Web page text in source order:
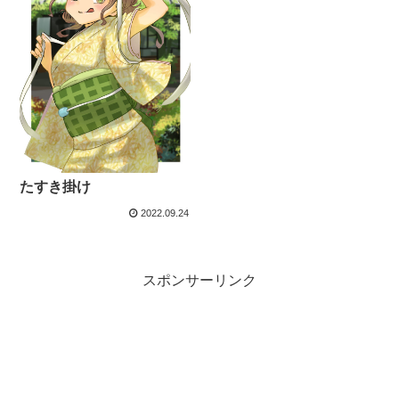
たすき掛け
2022.09.24
スポンサーリンク